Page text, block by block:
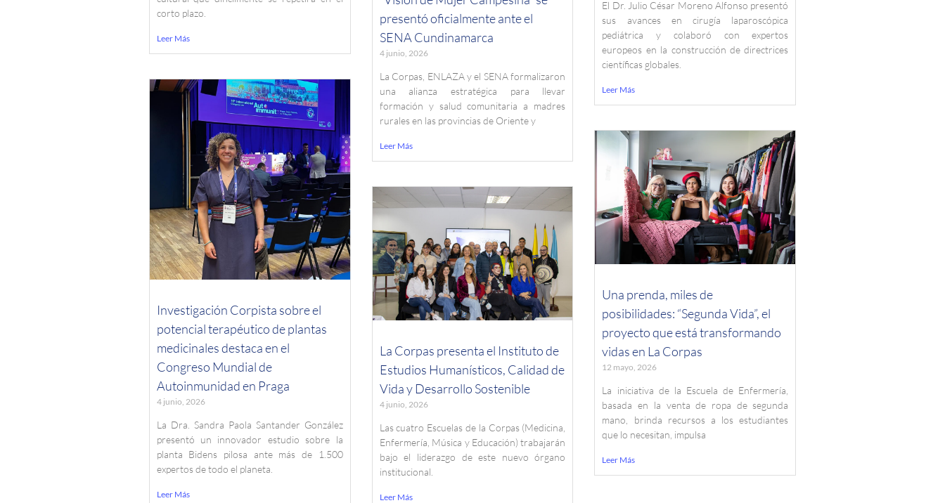
corto plazo.
Leer Más
presentó oficialmente ante el
SENA Cundinamarca
4 junio, 2026
La Corpas, ENLAZA y el SENA formalizaron
una alianza estratégica para llevar
formación y salud comunitaria a madres
rurales en las provincias de Oriente y
Leer Más
El Dr. Julio César Moreno Alfonso presentó
sus avances en cirugía laparoscópica
pediátrica y colaboró con expertos
europeos en la construcción de directrices
científicas globales.
Leer Más
Investigación Corpista sobre el
potencial terapéutico de plantas
medicinales destaca en el
Congreso Mundial de
Autoinmunidad en Praga
4 junio, 2026
La Dra. Sandra Paola Santander González
presentó un innovador estudio sobre la
planta Bidens pilosa ante más de 1.500
expertos de todo el planeta.
Leer Más
La Corpas presenta el Instituto de
Estudios Humanísticos, Calidad de
Vida y Desarrollo Sostenible
4 junio, 2026
Las cuatro Escuelas de la Corpas (Medicina,
Enfermería, Música y Educación) trabajarán
bajo el liderazgo de este nuevo órgano
institucional.
Leer Más
Una prenda, miles de
posibilidades: “Segunda Vida”, el
proyecto que está transformando
vidas en La Corpas
12 mayo, 2026
La iniciativa de la Escuela de Enfermería,
basada en la venta de ropa de segunda
mano, brinda recursos a los estudiantes
que lo necesitan, impulsa
Leer Más